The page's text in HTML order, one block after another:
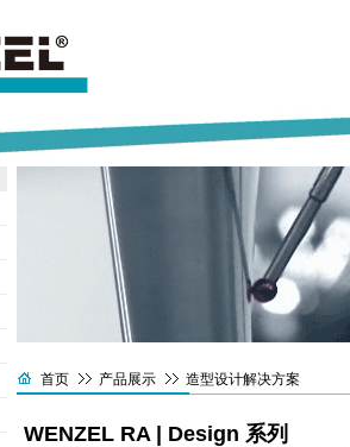
首页 产品展示 造型设计解决方案
WENZEL RA | Design 系列